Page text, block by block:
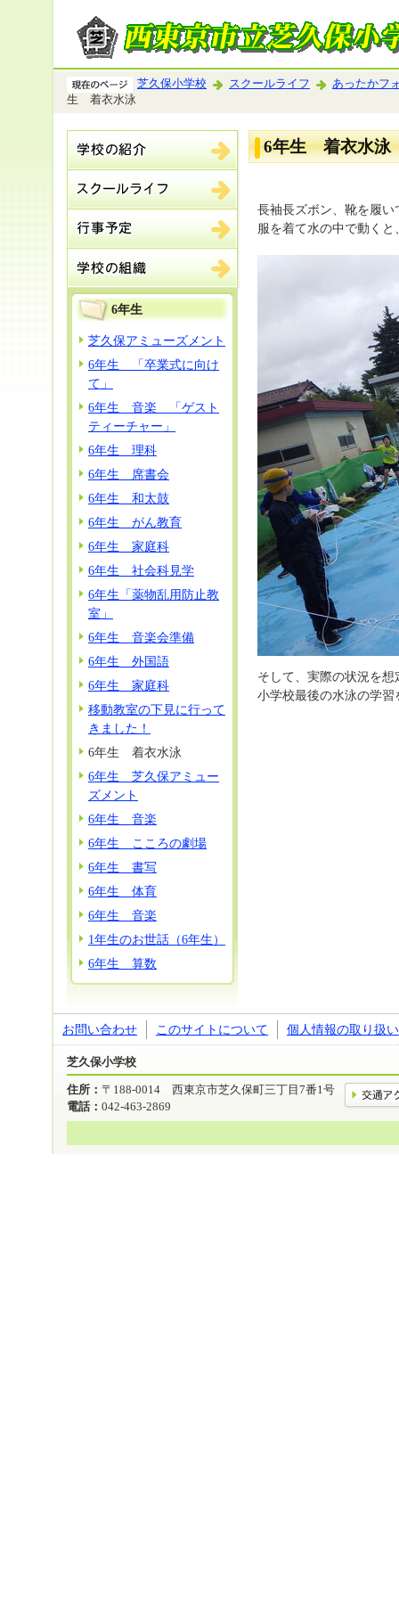
芝久保小学校 スクールライフ
あったかフ
生 着衣水泳
6年生
芝久保アミューズメント
6年生 「卒業式に向け
て」
6年生 音楽 「ゲスト
ティーチャー」
6年生 理科
6年生 席書会
6年生 和太鼓
6年生 がん教育
6年生 家庭科
6年生 社会科見学
6年生「薬物乱用防止教
室」
6年生 音楽会準備
6年生 外国語
6年生 家庭科
移動教室の下見に行って
きました！
6年生 着衣水泳
6年生 芝久保アミュー
ズメント
6年生 音楽
6年生 こころの劇場
6年生 書写
6年生 体育
6年生 音楽
1年生のお世話（6年生）
6年生 算数
6年生 着衣水泳
長袖長ズボン、靴を履
服を着て水の中で動く
そして、実際の状況を
小学校最後の水泳の学
お問い合わせ このサイトについて 個人情報の取り扱い
芝久保小学校
住所： 〒188-0014 西東京市芝久保町三丁目7番1号
電話： 042-463-2869